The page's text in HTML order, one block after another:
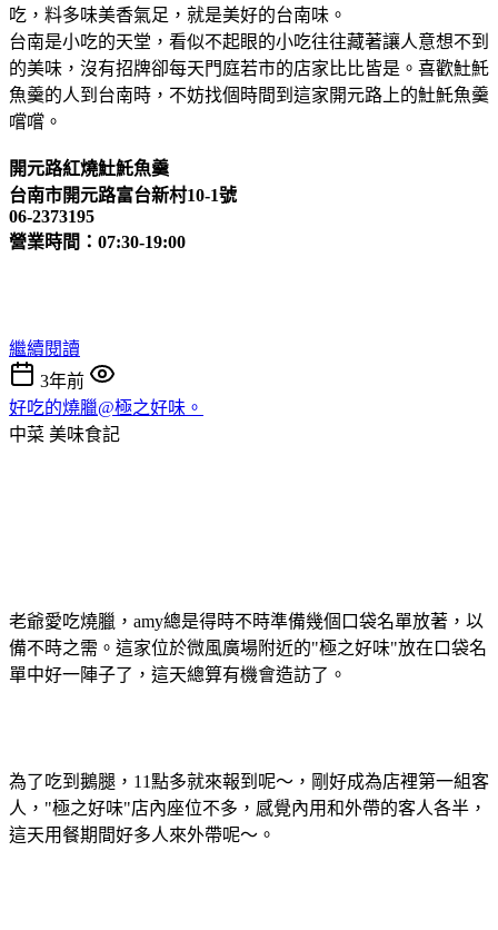
吃，料多味美香氣足，就是美好的台南味。
台南是小吃的天堂，看似不起眼的小吃往往藏著讓人意想不到
的美味，沒有招牌卻每天門庭若市的店家比比皆是。喜歡𩵚魠
魚羹的人到台南時，不妨找個時間到這家開元路上的𩵚魠魚羹
嚐嚐。
開元路紅燒𩵚魠魚羹
台南市開元路富台新村10-1號
06-2373195
營業時間：07:30-19:00
繼續閱讀
3年前
好吃的燒臘@極之好味。
中菜 美味食記
老爺愛吃燒臘，amy總是得時不時準備幾個口袋名單放著，以
備不時之需。這家位於微風廣場附近的"極之好味"放在口袋名
單中好一陣子了，這天總算有機會造訪了。
為了吃到鵝腿，11點多就來報到呢～，剛好成為店裡第一組客
人，"極之好味"店內座位不多，感覺內用和外帶的客人各半，
這天用餐期間好多人來外帶呢～。